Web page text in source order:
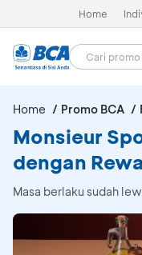
Home
Home Promo BCA
Monsieur
dengan
Masa berlaku sudah